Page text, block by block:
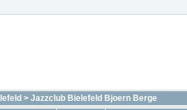
> Jazzclub Bielefeld Bjoern Berge